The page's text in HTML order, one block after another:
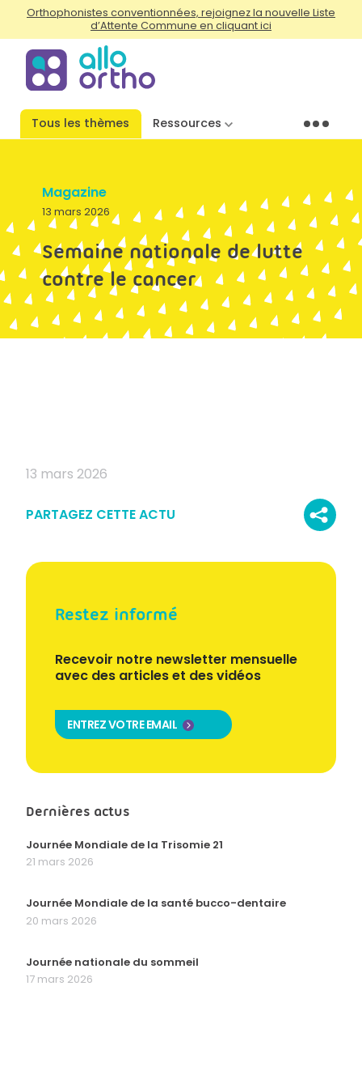
Orthophonistes conventionnées, rejoignez la nouvelle Liste
d’Attente Commune en cliquant ici
Tous les thèmes Ressources Menu
Magazine
13 mars 2026
Semaine nationale de lutte
contre le cancer
Restez informé
Recevoir notre newsletter mensuelle
avec des articles et des vidéos
ENTREZ VOTRE EMAIL
Dernières actus
Journée Mondiale de la Trisomie 21
21 mars 2026
Journée Mondiale de la santé bucco-dentaire
20 mars 2026
Journée nationale du sommeil
17 mars 2026
13 mars 2026
PARTAGEZ CETTE ACTU